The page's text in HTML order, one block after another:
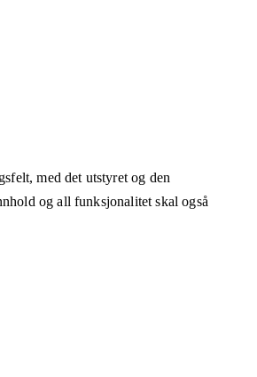
med det utstyret og den
og all funksjonalitet skal også